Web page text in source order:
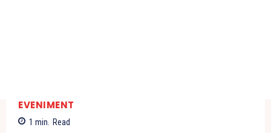
EVENIMENT
1 min. Read